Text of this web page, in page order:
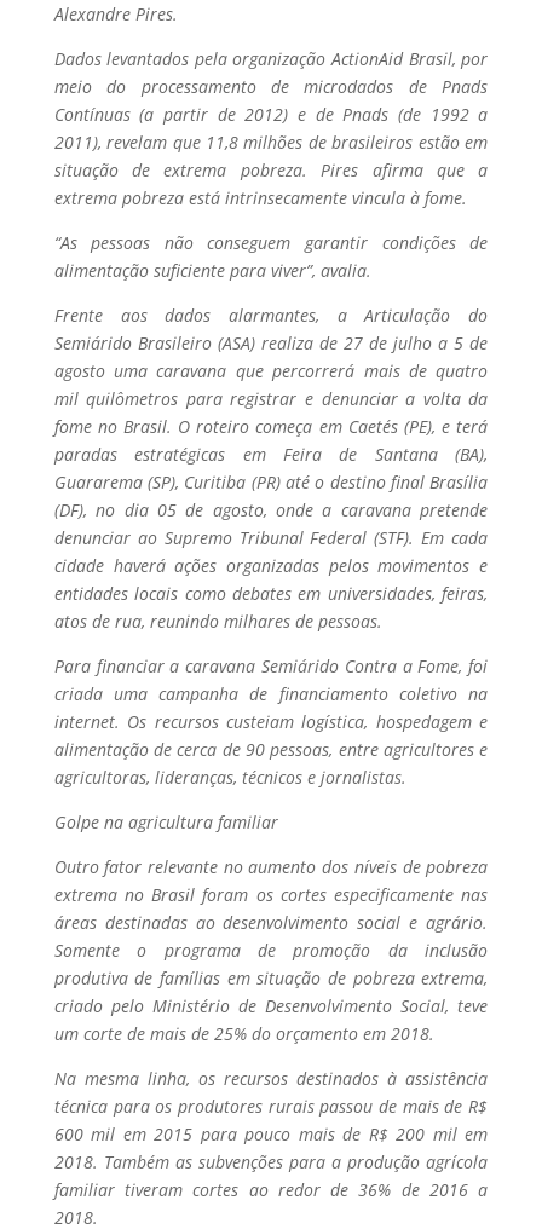
Alexandre Pires.
Dados levantados pela organização ActionAid Brasil, por
meio do processamento de microdados de Pnads
Contínuas (a partir de 2012) e de Pnads (de 1992 a
2011), revelam que 11,8 milhões de brasileiros estão em
situação de extrema pobreza. Pires afirma que a
extrema pobreza está intrinsecamente vincula à fome.
“As pessoas não conseguem garantir condições de
alimentação suficiente para viver”, avalia.
Frente aos dados alarmantes, a Articulação do
Semiárido Brasileiro (ASA) realiza de 27 de julho a 5 de
agosto uma caravana que percorrerá mais de quatro
mil quilômetros para registrar e denunciar a volta da
fome no Brasil. O roteiro começa em Caetés (PE), e terá
paradas estratégicas em Feira de Santana (BA),
Guararema (SP), Curitiba (PR) até o destino final Brasília
(DF), no dia 05 de agosto, onde a caravana pretende
denunciar ao Supremo Tribunal Federal (STF). Em cada
cidade haverá ações organizadas pelos movimentos e
entidades locais como debates em universidades, feiras,
atos de rua, reunindo milhares de pessoas.
Para financiar a caravana Semiárido Contra a Fome, foi
criada uma campanha de financiamento coletivo na
internet. Os recursos custeiam logística, hospedagem e
alimentação de cerca de 90 pessoas, entre agricultores e
agricultoras, lideranças, técnicos e jornalistas.
Golpe na agricultura familiar
Outro fator relevante no aumento dos níveis de pobreza
extrema no Brasil foram os cortes especificamente nas
áreas destinadas ao desenvolvimento social e agrário.
Somente o programa de promoção da inclusão
produtiva de famílias em situação de pobreza extrema,
criado pelo Ministério de Desenvolvimento Social, teve
um corte de mais de 25% do orçamento em 2018.
Na mesma linha, os recursos destinados à assistência
técnica para os produtores rurais passou de mais de R$
600 mil em 2015 para pouco mais de R$ 200 mil em
2018. Também as subvenções para a produção agrícola
familiar tiveram cortes ao redor de 36% de 2016 a
2018.